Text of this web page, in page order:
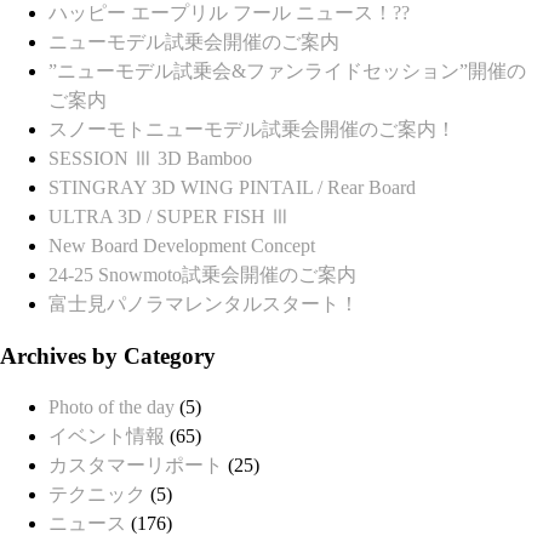
ハッピー エープリル フール ニュース！??
ニューモデル試乗会開催のご案内
”ニューモデル試乗会&ファンライドセッション”開催の
ご案内
スノーモトニューモデル試乗会開催のご案内！
SESSION Ⅲ 3D Bamboo
STINGRAY 3D WING PINTAIL / Rear Board
ULTRA 3D / SUPER FISH Ⅲ
New Board Development Concept
24-25 Snowmoto試乗会開催のご案内
富士見パノラマレンタルスタート！
Archives by Category
Photo of the day (5)
イベント情報 (65)
カスタマーリポート (25)
テクニック (5)
ニュース (176)